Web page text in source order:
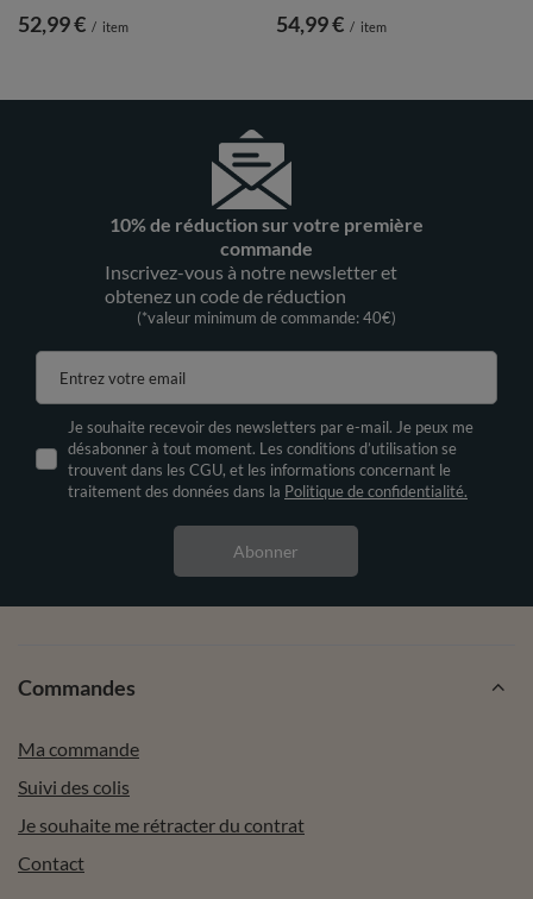
52,99 € / item 54,99 € / item
10% de réduction sur votre première
commande
Inscrivez-vous à notre newsletter et
obtenez un code de réduction
(*valeur minimum de commande: 40€)
Entrez votre email
Je souhaite recevoir des newsletters par e-mail. Je peux me
désabonner à tout moment. Les conditions d’utilisation se
trouvent dans les CGU, et les informations concernant le
traitement des données dans la Politique de confidentialité.
Abonner
Commandes
Ma commande
Suivi des colis
Je souhaite me rétracter du contrat
Contact